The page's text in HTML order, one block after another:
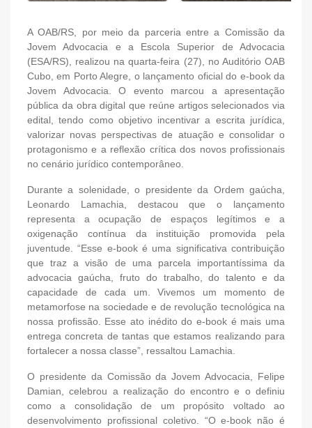
A OAB/RS, por meio da parceria entre a Comissão da
Jovem Advocacia e a Escola Superior de Advocacia
(ESA/RS), realizou na quarta-feira (27), no Auditório OAB
Cubo, em Porto Alegre, o lançamento oficial do e-book da
Jovem Advocacia. O evento marcou a apresentação
pública da obra digital que reúne artigos selecionados via
edital, tendo como objetivo incentivar a escrita jurídica,
valorizar novas perspectivas de atuação e consolidar o
protagonismo e a reflexão crítica dos novos profissionais
no cenário jurídico contemporâneo.
Durante a solenidade, o presidente da Ordem gaúcha,
Leonardo Lamachia, destacou que o lançamento
representa a ocupação de espaços legítimos e a
oxigenação contínua da instituição promovida pela
juventude. “Esse e-book é uma significativa contribuição
que traz a visão de uma parcela importantíssima da
advocacia gaúcha, fruto do trabalho, do talento e da
capacidade de cada um. Vivemos um momento de
metamorfose na sociedade e de revolução tecnológica na
nossa profissão. Esse ato inédito do e-book é mais uma
entrega concreta de tantas que estamos realizando para
fortalecer a nossa classe”, ressaltou Lamachia.
O presidente da Comissão da Jovem Advocacia, Felipe
Damian, celebrou a realização do encontro e o definiu
como a consolidação de um propósito voltado ao
desenvolvimento profissional coletivo. “O e-book não é